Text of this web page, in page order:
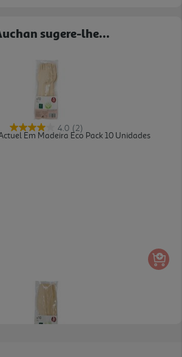
sugere-lhe...
4.0 (2)
Em Madeira Eco Pack 10 Unidades